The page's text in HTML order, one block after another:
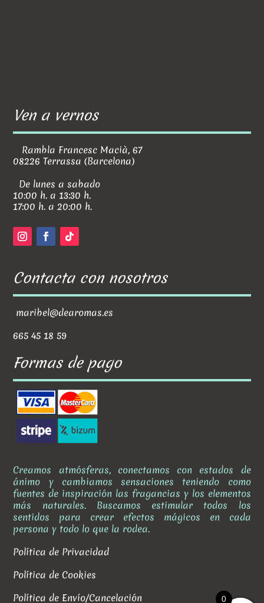
Ven a vernos
Rambla Francesc Macià, 67
08226 Terrassa (Barcelona)
De lunes a sabado
10:00 h. a 13:30 h.
17:00 h. a 20:00 h.
Contacta con nosotros
maribel@dearomas.es
665 45 18 59
Formas de pago
Creamos atmósferas, conectamos con estados de
ánimo y cambiamos sensaciones teniendo como
fuentes de inspiración las fragancias y los elementos
más naturales. Buscamos estimular todos los
sentidos para crear efectos mágicos en cada
persona y todo lo que la rodea.
Política de Privacidad
Política de Cookies
Política de Envío/Cancelación
0